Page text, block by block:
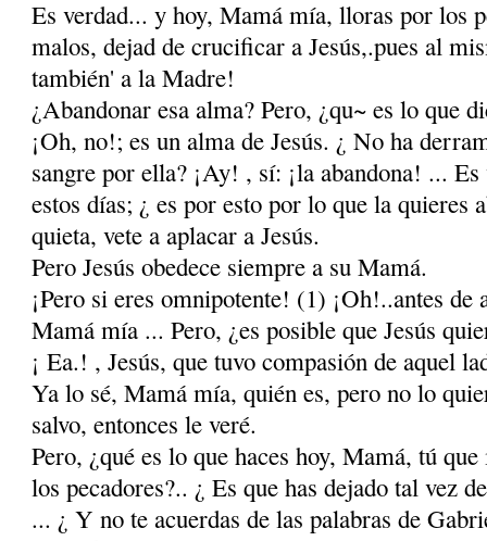
Es verdad... y hoy, Mamá mía, lloras por los
malos, dejad de crucificar a Jesús,.pues al
también' a la Madre!
¿Abandonar esa alma? Pero, ¿qu~ es lo que
¡Oh, no!; es un alma de Jesús. ¿ No ha
sangre por ella? ¡Ay! , sí: ¡la abandona! ...
estos días; ¿ es por esto por lo que la quieres
quieta, vete a aplacar a Jesús.
Pero Jesús obedece siempre a su Mamá.
¡Pero si eres omnipotente! (1) ¡Oh!..antes de
Mamá mía ... Pero, ¿es posible que Jesús
¡ Ea.! , Jesús, que tuvo compasión de aquel
Ya lo sé, Mamá mía, quién es, pero no lo
salvo, entonces le veré.
Pero, ¿qué es lo que haces hoy, Mamá, tú
los pecadores?.. ¿ Es que has dejado tal vez
... ¿ Y no te acuerdas de las palabras de